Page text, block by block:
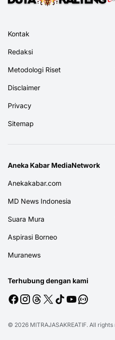
Kontak
Redaksi
Metodologi Riset
Disclaimer
Privacy
Sitemap
Aneka Kabar MediaNetwork
Anekakabar.com
MD News Indonesia
Suara Mura
Aspirasi Borneo
Muranews
Terhubung dengan kami
© 2026 MITRAJASAKREATIF. All